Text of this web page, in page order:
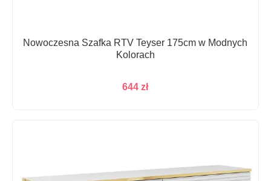
Nowoczesna Szafka RTV Teyser 175cm w Modnych
Kolorach
644zł